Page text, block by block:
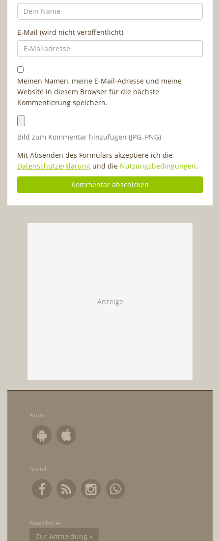
E-Mail (wird nicht veröffentlicht)
Meinen Namen, meine E-Mail-Adresse und meine
Website in diesem Browser für die nächste
Kommentierung speichern.
Bild zum Kommentar hinzufügen (JPG, PNG)
Mit Absenden des Formulars akzeptiere ich die
Datenschutzerklärung und die Nutzungsbedingungen.
Apps
Social
Newsletter
Zur Anmeldung »